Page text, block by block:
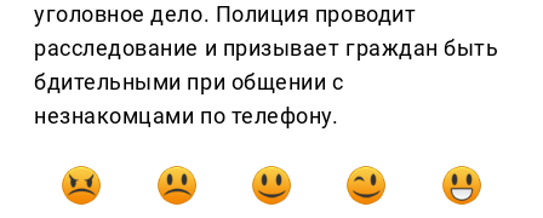
уголовное дело. Полиция проводит
расследование и призывает граждан быть
бдительными при общении с
незнакомцами по телефону.